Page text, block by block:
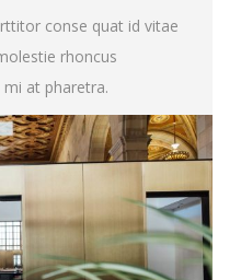
conse quat id vitae
rhoncus
at pharetra.